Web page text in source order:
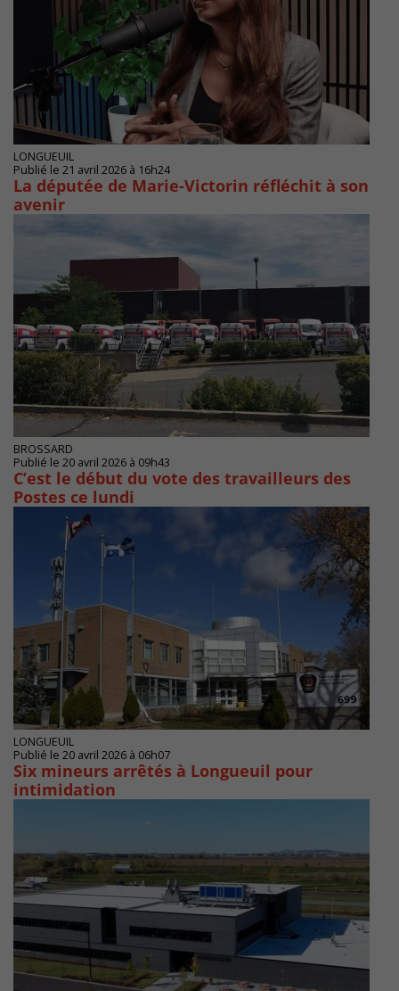
LONGUEUIL
Publié le 21 avril 2026 à 16h24
La députée de Marie-Victorin réfléchit à son
avenir
BROSSARD
Publié le 20 avril 2026 à 09h43
C’est le début du vote des travailleurs des
Postes ce lundi
LONGUEUIL
Publié le 20 avril 2026 à 06h07
Six mineurs arrêtés à Longueuil pour
intimidation